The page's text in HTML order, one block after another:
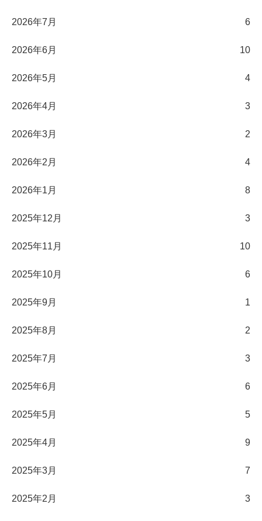
2026年7月 6
2026年6月 10
2026年5月 4
2026年4月 3
2026年3月 2
2026年2月 4
2026年1月 8
2025年12月 3
2025年11月 10
2025年10月 6
2025年9月 1
2025年8月 2
2025年7月 3
2025年6月 6
2025年5月 5
2025年4月 9
2025年3月 7
2025年2月 3